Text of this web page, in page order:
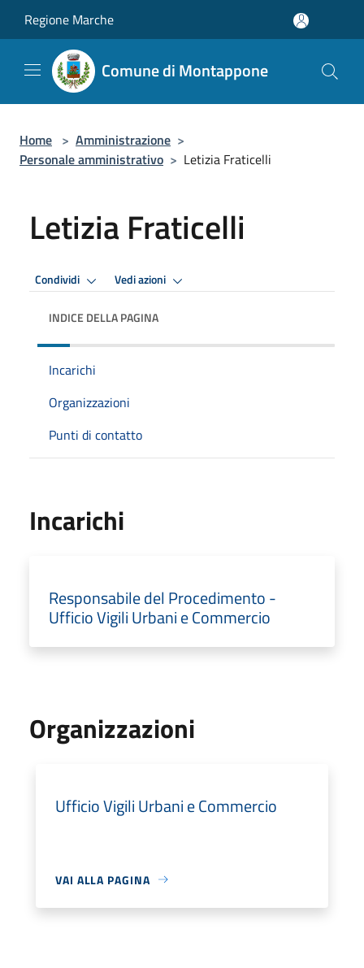
Regione Marche
Comune di Montappone
Home > Amministrazione >
Personale amministrativo > Letizia Fraticelli
Letizia Fraticelli
Condividi Vedi azioni
INDICE DELLA PAGINA
Incarichi
Organizzazioni
Punti di contatto
Incarichi
Responsabile del Procedimento -
Ufficio Vigili Urbani e Commercio
Organizzazioni
Ufficio Vigili Urbani e Commercio
VAI ALLA PAGINA